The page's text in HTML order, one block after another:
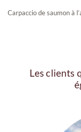
Carpaccio de saumon à
Les clients